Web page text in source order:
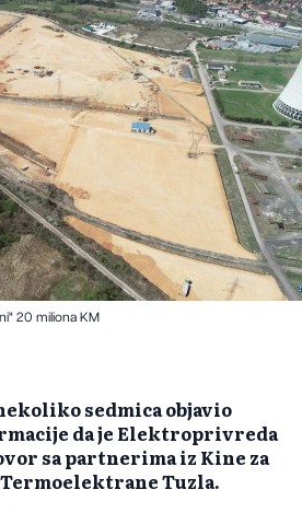
20 miliona KM
sedmica objavio
da je Elektroprivreda
sa partnerima iz Kine za
Tuzla.